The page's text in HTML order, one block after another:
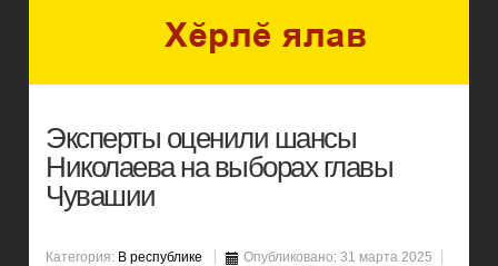
Эксперты оценили шансы
Николаева на выборах главы
Чувашии
Категория: В республике
Опубликовано: 31 марта 2025